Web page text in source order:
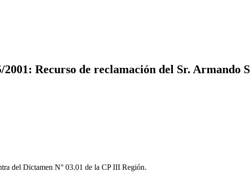
Recurso de reclamación del Sr. Armando
del Dictamen N° 03.01 de la CP III Región.